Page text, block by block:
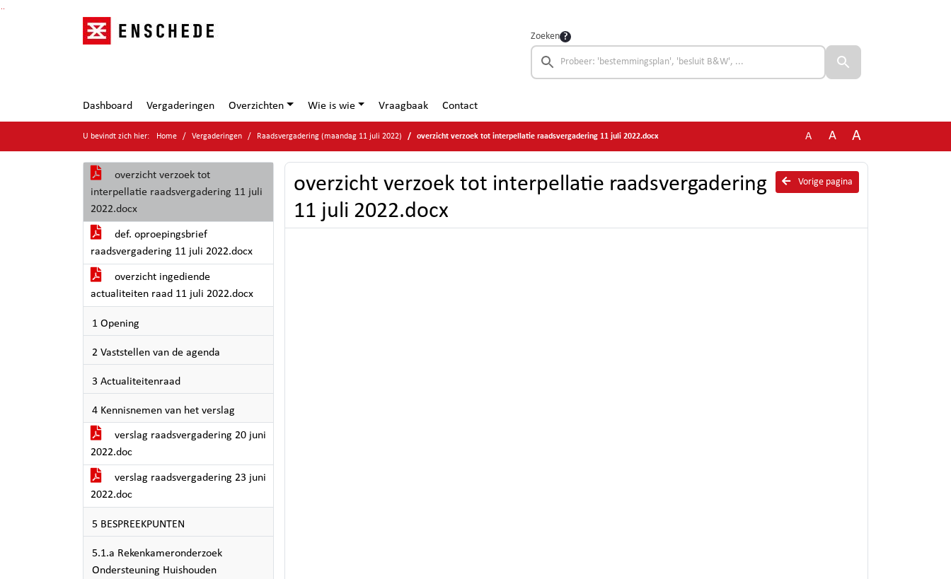
Ga naar de inhoud van deze pagina
Ga naar het zoeken
Ga naar het menu
Zoeken
Dashboard Vergaderingen Overzichten Wie is wie Vraagbaak Contact
U bevindt zich hier: Home Vergaderingen Raadsvergadering (maandag 11 juli 2022) overzicht verzoek tot interpellatie raadsvergadering 11 juli 2022.docx A A A
overzicht verzoek tot
interpellatie raadsvergadering 11 juli
2022.docx
def. oproepingsbrief
raadsvergadering 11 juli 2022.docx
overzicht ingediende
actualiteiten raad 11 juli 2022.docx
1 Opening
2 Vaststellen van de agenda
3 Actualiteitenraad
4 Kennisnemen van het verslag
verslag raadsvergadering 20 juni
2022.doc
verslag raadsvergadering 23 juni
2022.doc
5 BESPREEKPUNTEN
5.1.a Rekenkameronderzoek
Ondersteuning Huishouden
Vorige pagina
overzicht verzoek tot interpellatie raadsvergadering
11 juli 2022.docx